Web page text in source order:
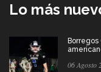
Lo más
06 Agosto